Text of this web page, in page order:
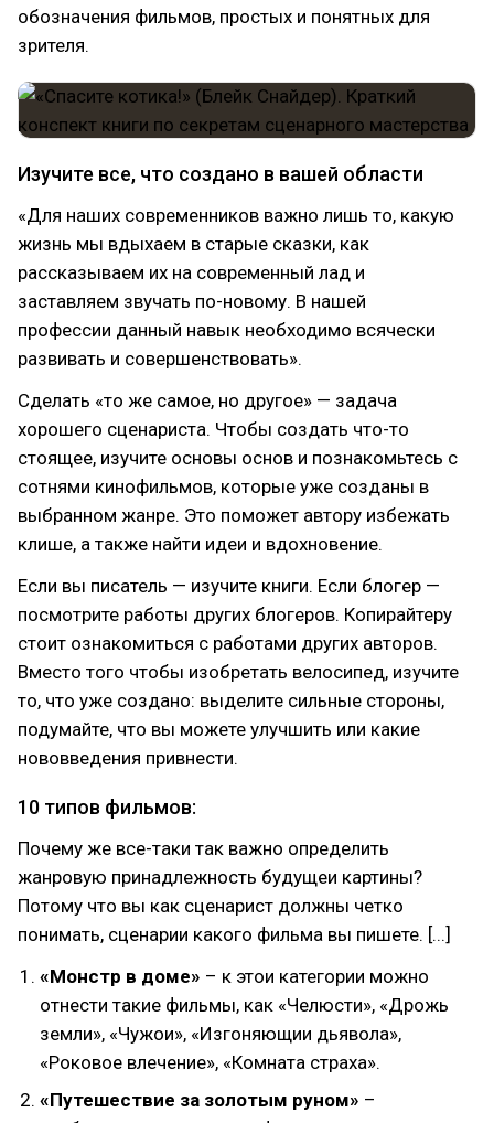
обозначения фильмов, простых и понятных для
зрителя.
Изучите все, что создано в вашей области
«Для наших современников важно лишь то, какую
жизнь мы вдыхаем в старые сказки, как
рассказываем их на современный лад и
заставляем звучать по-новому. В нашей
профессии данный навык необходимо всячески
развивать и совершенствовать».
Сделать «то же самое, но другое» — задача
хорошего сценариста. Чтобы создать что-то
стоящее, изучите основы основ и познакомьтесь с
сотнями кинофильмов, которые уже созданы в
выбранном жанре. Это поможет автору избежать
клише, а также найти идеи и вдохновение.
Если вы писатель — изучите книги. Если блогер —
посмотрите работы других блогеров. Копирайтеру
стоит ознакомиться с работами других авторов.
Вместо того чтобы изобретать велосипед, изучите
то, что уже создано: выделите сильные стороны,
подумайте, что вы можете улучшить или какие
нововведения привнести.
10 типов фильмов:
Почему же все-таки так важно определить
жанровую принадлежность будущеи картины?
Потому что вы как сценарист должны четко
понимать, сценарии какого фильма вы пишете. [...]
«Монстр в доме» – к этои категории можно
отнести такие фильмы, как «Челюсти», «Дрожь
земли», «Чужои», «Изгоняющии дьявола»,
«Роковое влечение», «Комната страха».
«Путешествие за золотым руном» –